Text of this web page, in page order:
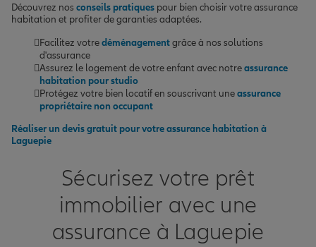
Découvrez nos conseils pratiques pour bien choisir votre assurance
habitation et profiter de garanties adaptées.
Facilitez votredéménagementgrâce à nos solutions
d'assurance
Assurez le logement de votre enfant avec notreassurance
habitation pour studio
Protégez votre bien locatif en souscrivant uneassurance
propriétaire non occupant
Réaliser un devis gratuit pour votre assurance habitation à
Laguepie
Sécurisez votre prêt
immobilier avec une
assurance à Laguepie